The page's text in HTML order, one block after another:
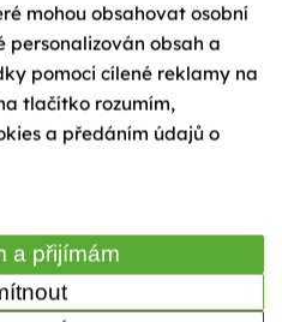
KÄSTLE CZ, a.s.
údajů
řád
na lyže
podmínky
mohou obsahovat osobní
personalizován obsah a
pomoci cílené reklamy na
tlačítko rozumím,
a předáním údajů o
a přijímám